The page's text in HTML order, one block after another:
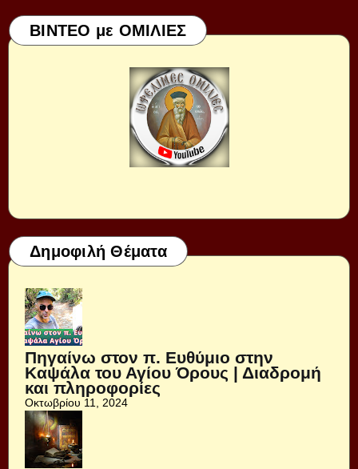
ΒΙΝΤΕΟ με ΟΜΙΛΙΕΣ
Δημοφιλή Θέματα
Πηγαίνω στον π. Ευθύμιο στην
Καψάλα του Αγίου Όρους | Διαδρομή
και πληροφορίες
Οκτωβρίου 11, 2024